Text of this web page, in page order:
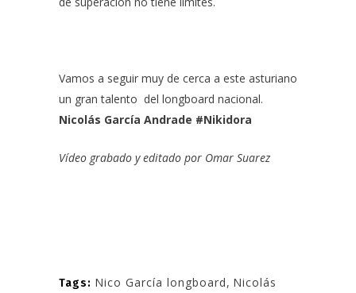
Vamos a seguir muy de cerca a este asturiano
un gran talento del longboard nacional.
Nicolás García Andrade #Nikidora
Vídeo grabado y editado por Omar Suarez
Tags: Nico García longboard, Nicolás